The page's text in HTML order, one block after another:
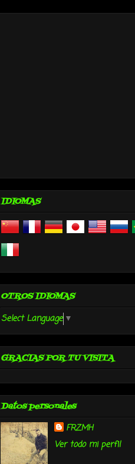
IDIOMAS
OTROS IDIOMAS
Select Language ▼
GRACIAS POR TU VISITA
Datos personales
FRZMH
Ver todo mi perfil